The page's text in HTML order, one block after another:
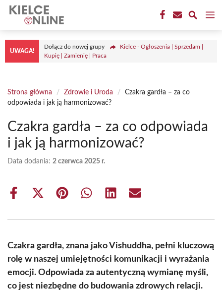
Przejdź
treści
UWAGA!
Dołącz do nowej grupy
Kielce - Ogłoszenia | Sprzedam |
Kupię | Zamienię | Praca
Strona główna / Zdrowie i Uroda /
Czakra gardła – za co
odpowiada i jak ją harmonizować?
Czakra gardła – za co odpowiada
i jak ją harmonizować?
Data dodania: 2 czerwca 2025 r.
Share
Share
(Twitter)
Share Share Share Share
Czakra gardła, znana jako Vishuddha, pełni kluczową
rolę w naszej umiejętności komunikacji i wyrażania
emocji. Odpowiada za autentyczną wymianę myśli,
co jest niezbędne do budowania zdrowych relacji.